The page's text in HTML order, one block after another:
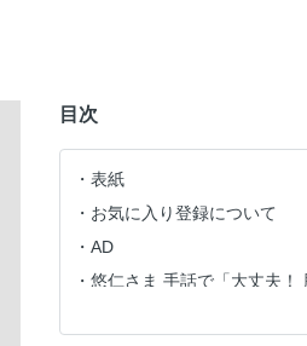
目次
表紙
お気に入り登録について
AD
悠仁さま 手話で「大丈夫！
愛子さま 2国間の距離を縮